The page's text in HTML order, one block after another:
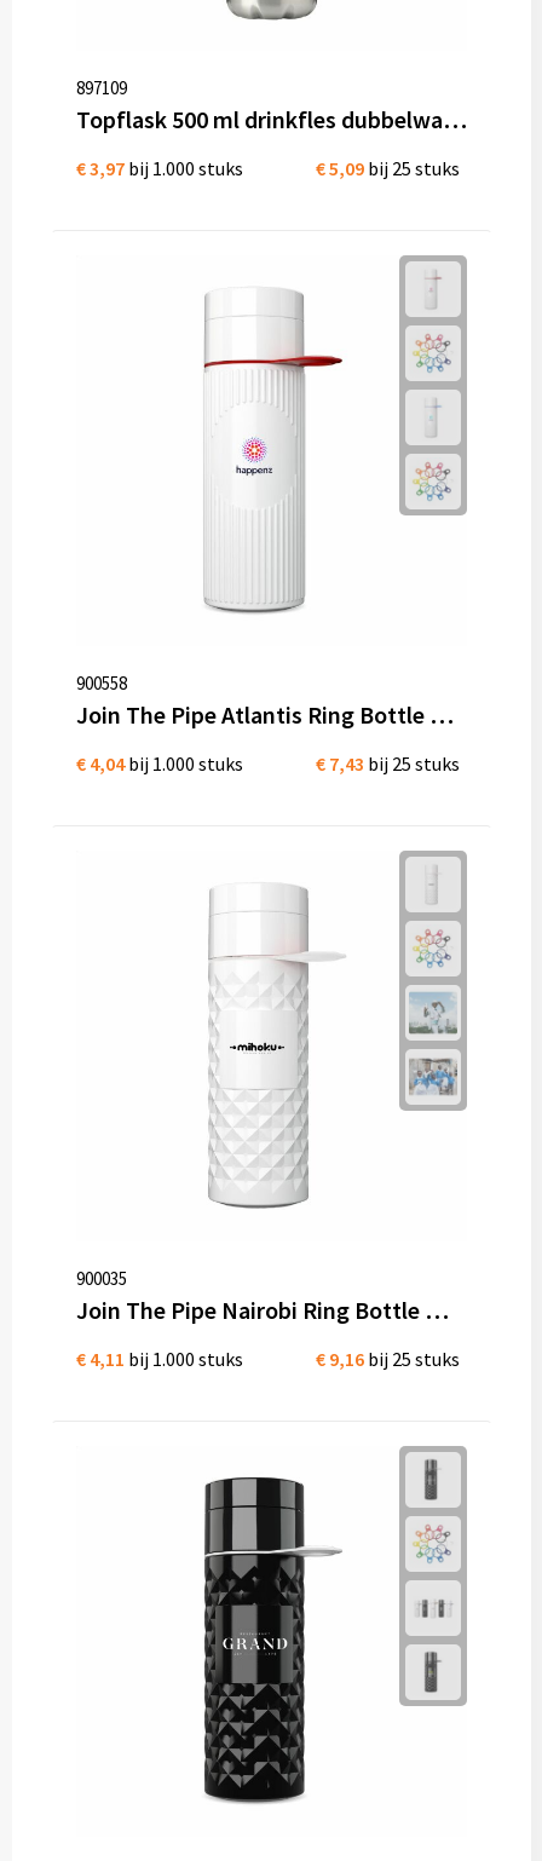
897109
Topflask 500 ml drinkfles dubbelwandige thermosfles
€ 3,97 bij 1.000 stuks € 5,09 bij 25 stuks
900558
Join The Pipe Atlantis Ring Bottle White 500 ml Bio kunststof
€ 4,04 bij 1.000 stuks € 7,43 bij 25 stuks
900035
Join The Pipe Nairobi Ring Bottle White 500ml waterfles Bio kunststof
€ 4,11 bij 1.000 stuks € 9,16 bij 25 stuks